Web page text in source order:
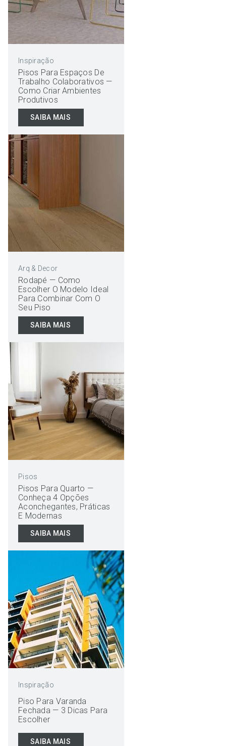
Inspiração
Pisos Para Espaços De
Trabalho Colaborativos —
Como Criar Ambientes
Produtivos
SAIBA MAIS
Arq & Decor
Rodapé — Como
Escolher O Modelo Ideal
Para Combinar Com O
Seu Piso
SAIBA MAIS
Pisos
Pisos Para Quarto —
Conheça 4 Opções
Aconchegantes, Práticas
E Modernas
SAIBA MAIS
Inspiração
Piso Para Varanda
Fechada — 3 Dicas Para
Escolher
SAIBA MAIS